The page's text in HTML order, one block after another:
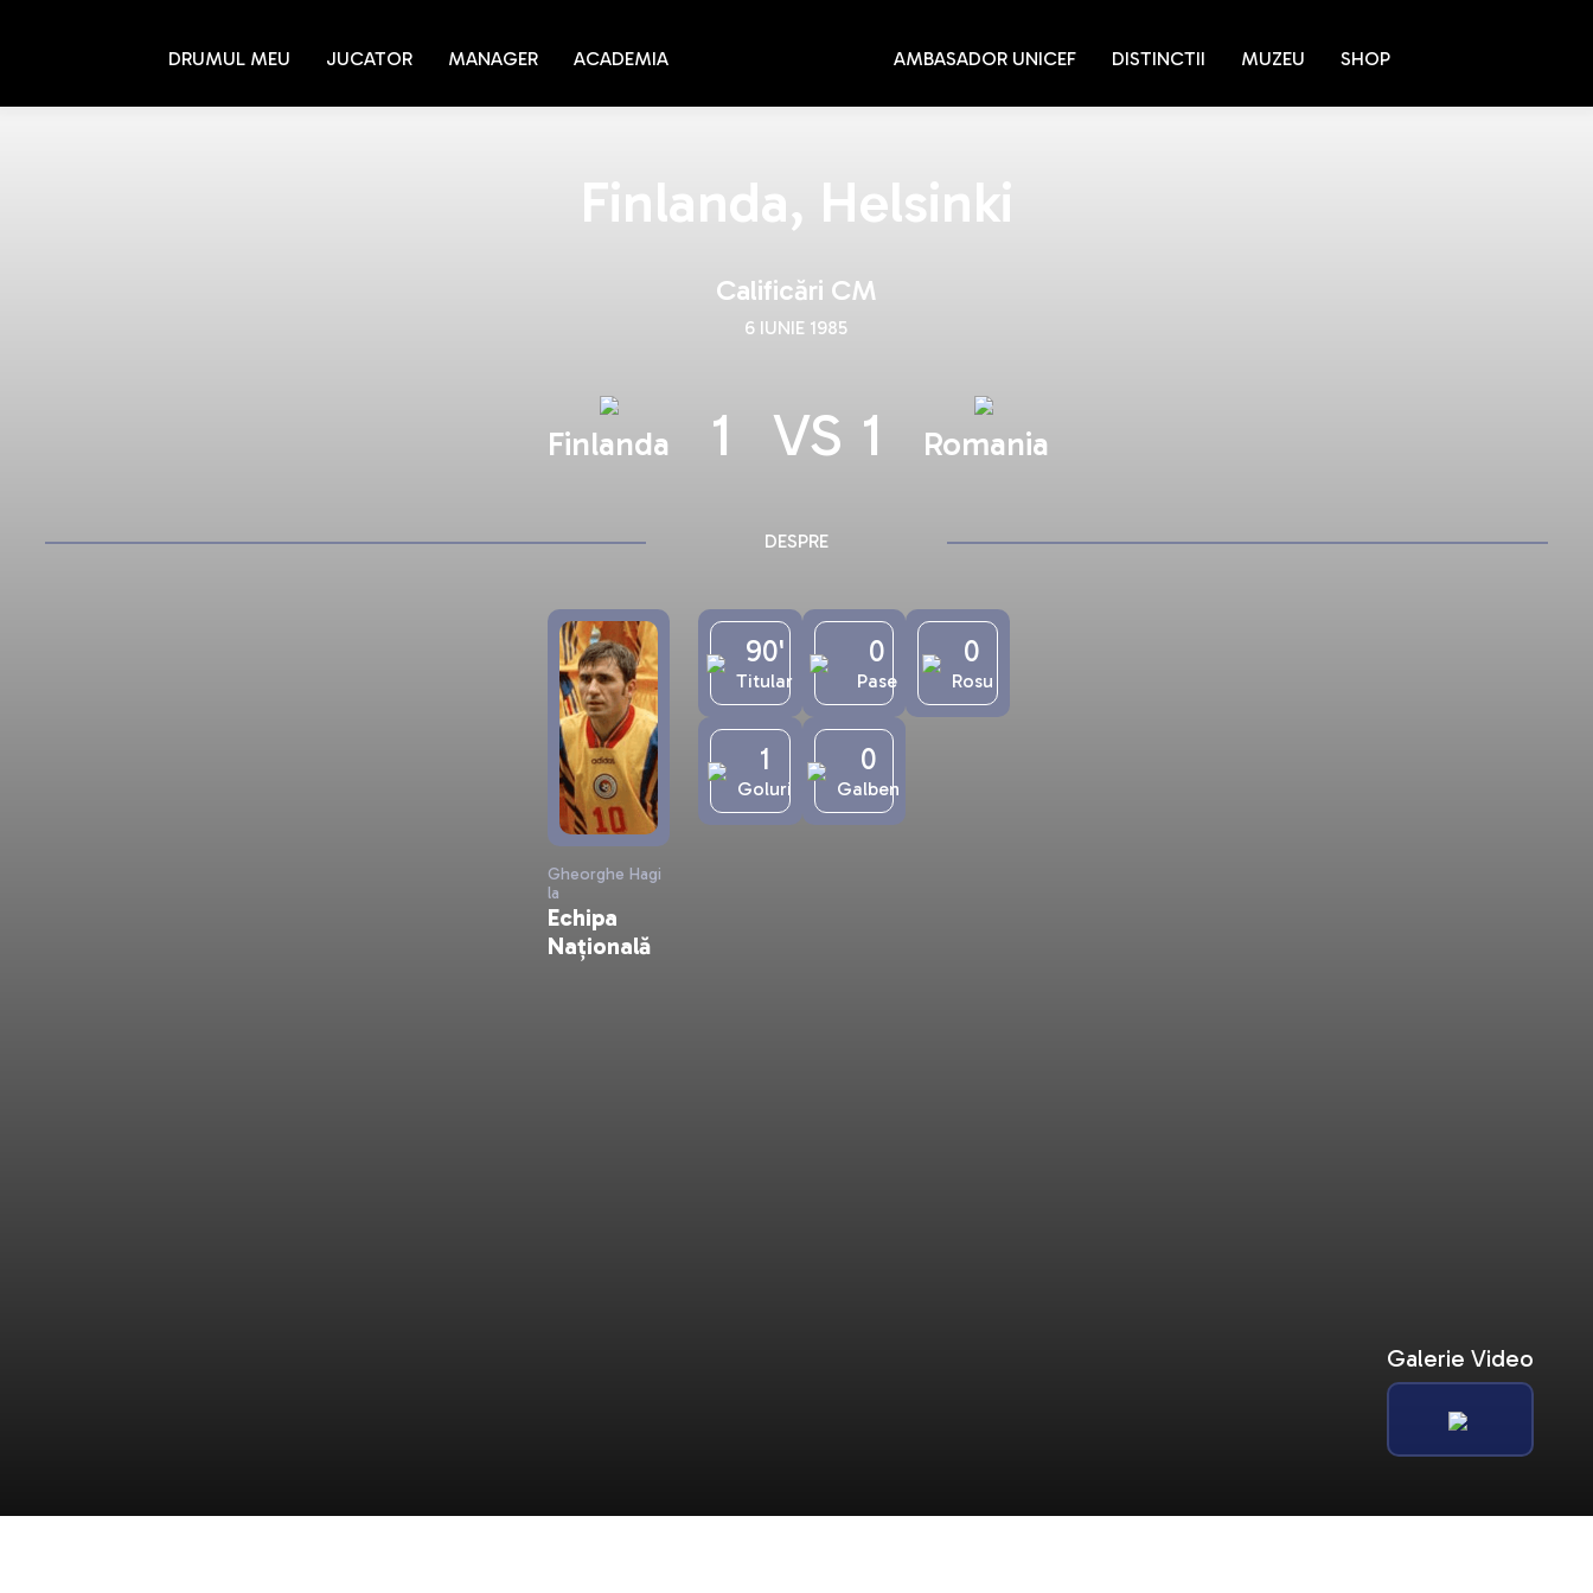
DRUMUL MEU JUCATOR MANAGER ACADEMIA AMBASADOR UNICEF DISTINCTII MUZEU SHOP
Finlanda, Helsinki
Calificări CM
6 IUNIE 1985
Finlanda 1 VS 1 Romania
DESPRE
Gheorghe Hagi
la
Echipa
Națională
90'
Titular
0
Pase
0
Rosu
1
Goluri
0
Galben
Galerie Video